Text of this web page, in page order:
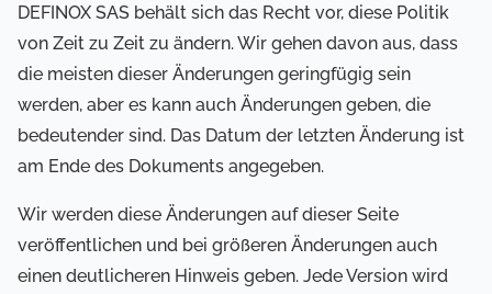
DEFINOX SAS behält sich das Recht vor, diese Politik
von Zeit zu Zeit zu ändern. Wir gehen davon aus, dass
die meisten dieser Änderungen geringfügig sein
werden, aber es kann auch Änderungen geben, die
bedeutender sind. Das Datum der letzten Änderung ist
am Ende des Dokuments angegeben.
Wir werden diese Änderungen auf dieser Seite
veröffentlichen und bei größeren Änderungen auch
einen deutlicheren Hinweis geben. Jede Version wird